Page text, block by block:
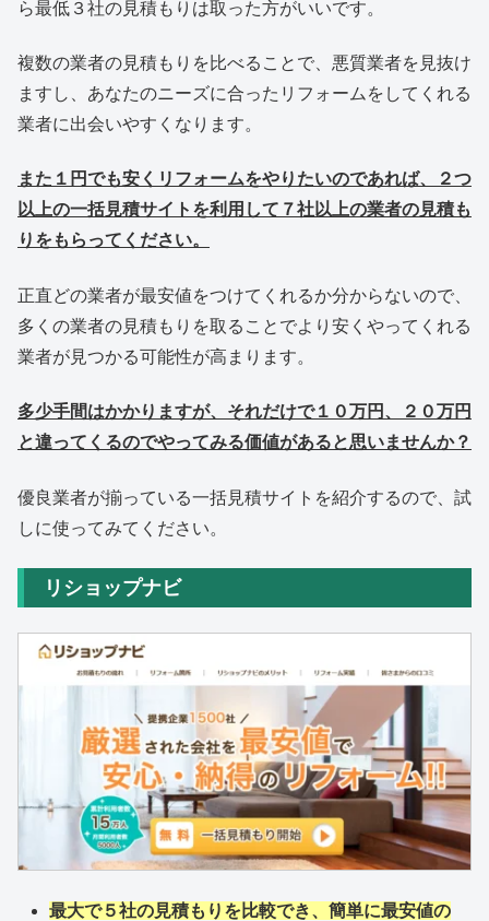
ら最低３社の見積もりは取った方がいいです。
複数の業者の見積もりを比べることで、悪質業者を見抜け
ますし、あなたのニーズに合ったリフォームをしてくれる
業者に出会いやすくなります。
また１円でも安くリフォームをやりたいのであれば、２つ
以上の一括見積サイトを利用して７社以上の業者の見積も
りをもらってください。
正直どの業者が最安値をつけてくれるか分からないので、
多くの業者の見積もりを取ることでより安くやってくれる
業者が見つかる可能性が高まります。
多少手間はかかりますが、それだけで１０万円、２０万円
と違ってくるのでやってみる価値があると思いませんか？
優良業者が揃っている一括見積サイトを紹介するので、試
しに使ってみてください。
リショップナビ
最大で５社の見積もりを比較でき、簡単に最安値の